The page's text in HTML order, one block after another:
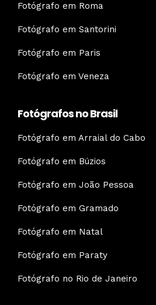
Fotógrafo em Roma
Fotógrafo em Santorini
Fotógrafo em Paris
Fotógrafo em Veneza
Fotógrafos no Brasil
Fotógrafo em Arraial do Cabo
Fotógrafo em Búzios
Fotógrafo em João Pessoa
Fotógrafo em Gramado
Fotógrafo em Natal
Fotógrafo em Paraty
Fotógrafo no Rio de Janeiro